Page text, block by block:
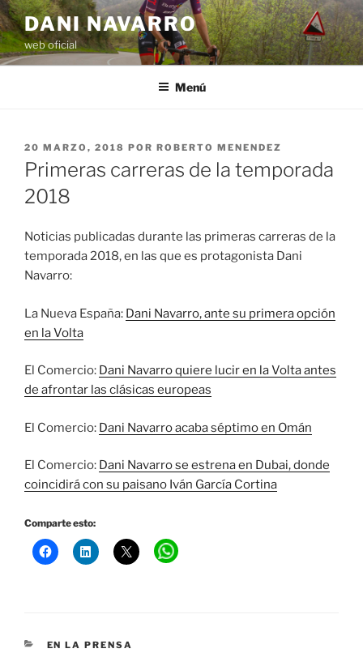
Saltar
al
contenido
DANI NAVARRO
web oficial
Menú
PUBLICADO
EL
20 MARZO, 2018 POR ROBERTO MENENDEZ
Primeras carreras de la temporada
2018
Noticias publicadas durante las primeras carreras de la
temporada 2018, en las que es protagonista Dani
Navarro:
La Nueva España: Dani Navarro, ante su primera opción
en la Volta
El Comercio: Dani Navarro quiere lucir en la Volta antes
de afrontar las clásicas europeas
El Comercio: Dani Navarro acaba séptimo en Omán
El Comercio: Dani Navarro se estrena en Dubai, donde
coincidirá con su paisano Iván García Cortina
Comparte esto:
CATEGORÍAS
EN LA PRENSA